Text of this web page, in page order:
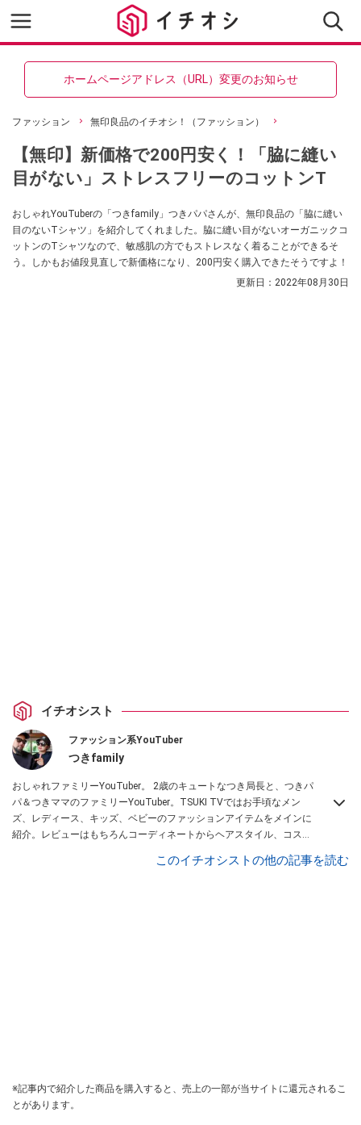
ホームページアドレス（URL）変更のお知らせ
ファッション 無印良品のイチオシ！（ファッション）
【無印】新価格で200円安く！「脇に縫い
目がない」ストレスフリーのコットンT
おしゃれYouTuberの「つきfamily」つきパパさんが、無印良品の「脇に縫い
目のないTシャツ」を紹介してくれました。脇に縫い目がないオーガニックコ
ットンのTシャツなので、敏感肌の方でもストレスなく着ることができるそ
う。しかもお値段見直しで新価格になり、200円安く購入できたそうですよ！
更新日： 2022年08月30日
イチオシスト
ファッション系YouTuber
つきfamily
おしゃれファミリーYouTuber。 2歳のキュートなつき局長と、つきパ
パ＆つきママのファミリーYouTuber。TSUKI TVではお手頃なメン
ズ、レディース、キッズ、ベビーのファッションアイテムをメインに
紹介。レビューはもちろんコーディネートからヘアスタイル、コスメ
このイチオシストの他の記事を読む
※記事内で紹介した商品を購入すると、売上の一部が当サイトに還元されるこ
とがあります。